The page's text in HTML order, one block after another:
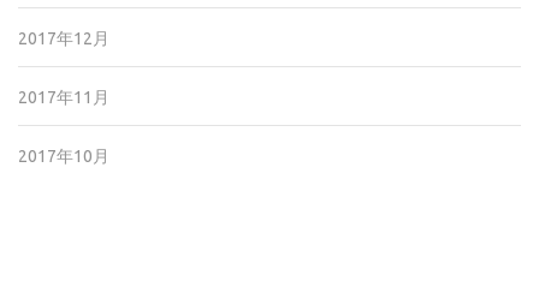
2017年12月
2017年11月
2017年10月